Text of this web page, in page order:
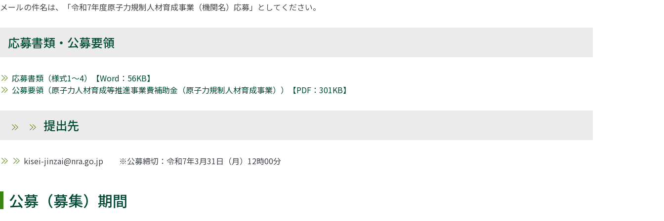
メールの件名は、「令和7年度原子力規制人材育成事業（機関名）応募」としてください。
応募書類・公募要領
応募書類（様式1～4）【Word：56KB】
公募要領（原子力人材育成等推進事業費補助金（原子力規制人材育成事業））【PDF：301KB】
提出先
kisei-jinzai@nra.go.jp ※公募締切：令和7年3月31日（月）12時00分
公募（募集）期間